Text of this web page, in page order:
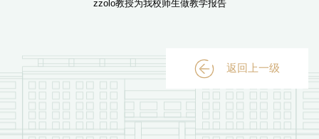
zzolo教授为我校师生做教学报告
返回上一级